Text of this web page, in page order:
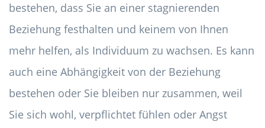
bestehen, dass Sie an einer stagnierenden
Beziehung festhalten und keinem von Ihnen
mehr helfen, als Individuum zu wachsen. Es kann
auch eine Abhängigkeit von der Beziehung
bestehen oder Sie bleiben nur zusammen, weil
Sie sich wohl, verpflichtet fühlen oder Angst